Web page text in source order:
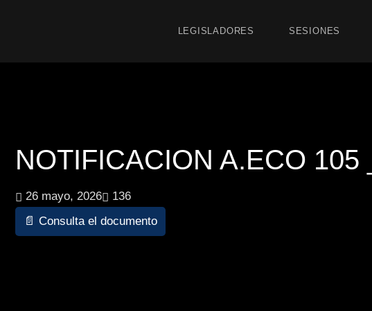
LEGISLADORES SESIONES
NOTIFICACION A.ECO 105
26 mayo, 2026
136
📄 Consulta el documento